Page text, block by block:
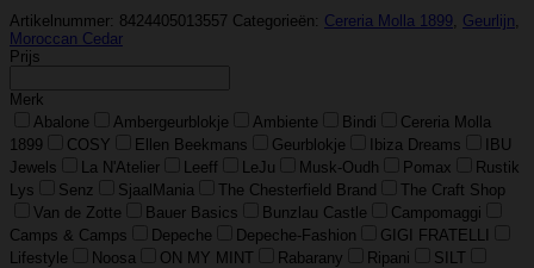
Reed
Diffuser
200ml
–
Cedar
aantal
Artikelnummer: 8424405013557 Categorieën: Cereria Molla 1899 Geurlijn
Moroccan Cedar
Prijs
Merk
Abalone
Ambergeurblokje Ambiente Bindi
Cereria Molla
1899
COSY Ellen Beekmans Geurblokje Ibiza Dreams
IBU
Jewels
La N'Atelier Leeff LeJu Musk-Oudh Pomax
Rustik
Lys
Senz SjaalMania The Chesterfield Brand
The Craft Shop
Van de Zotte
Bauer Basics Bunzlau Castle
Campomaggi
Camps & Camps
Depeche Depeche-Fashion
GIGI FRATELLI
Lifestyle
Noosa ON MY MINT Rabarany Ripani
SILT